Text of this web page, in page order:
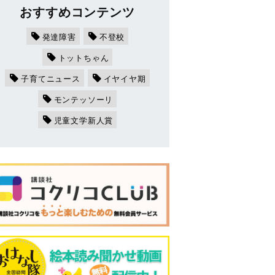
おすすめコンテンツ
発達障害
不登校
トットちゃん
子育てニュース
イヤイヤ期
モンテッソーリ
児童文学新人賞